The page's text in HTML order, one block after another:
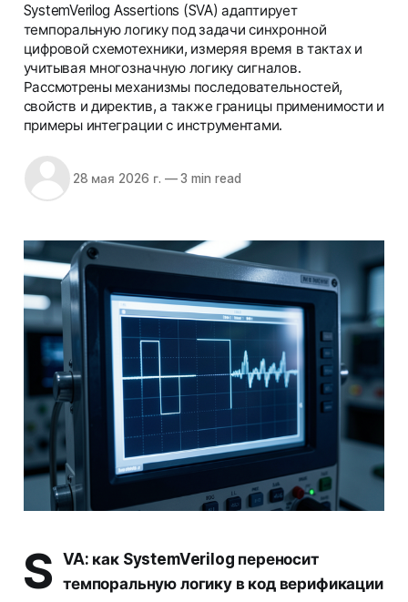
SystemVerilog Assertions (SVA) адаптирует
темпоральную логику под задачи синхронной
цифровой схемотехники, измеряя время в тактах и
учитывая многозначную логику сигналов.
Рассмотрены механизмы последовательностей,
свойств и директив, а также границы применимости и
примеры интеграции с инструментами.
28 мая 2026 г. —3 min read
S
VA: как SystemVerilog переносит
темпоральную логику в код верификации